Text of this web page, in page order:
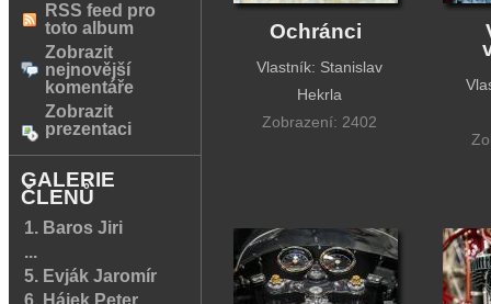
RSS feed pro
toto album
Zobrazit
nejnovější
komentáře
Zobrazit
prezentaci
GALERIE
ČLENŮ
1. Baros Jiri
...
5. Evják Jaromír
Ochránci
Vlastník: Stanislav
Hekrla
Zobrazení: 2402